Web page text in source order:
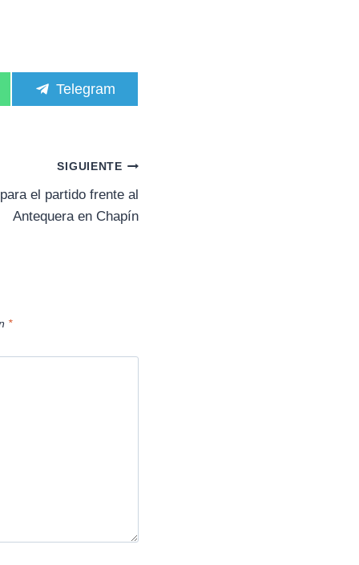
C
o
r
t
i
r
e
Telegram
SIGUIENTE
el partido frente al
Antequera en Chapín
*